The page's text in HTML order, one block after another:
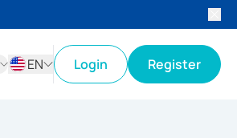
EN
Login Register